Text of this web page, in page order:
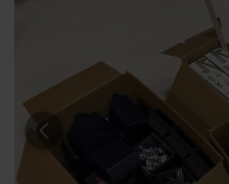
Föregående